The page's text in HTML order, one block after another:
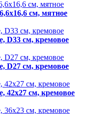
см, мятное
D33 см, кремовое
D27 см, кремовое
42х27 см, кремовое